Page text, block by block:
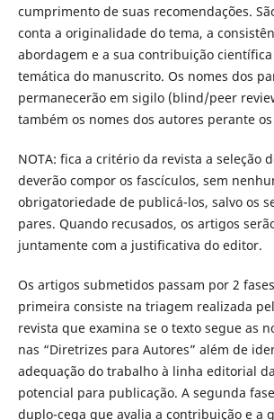
cumprimento de suas recomendações.
conta a originalidade do tema, a
abordagem e a sua contribuição
temática do manuscrito. Os nomes dos
permanecerão em sigilo (blind/peer
também os nomes dos autores perante
NOTA: fica a critério da revista a seleção
deverão compor os fascículos, sem
obrigatoriedade de publicá-los, salvo os
pares. Quando recusados, os artigos
juntamente com a justificativa do editor.
Os artigos submetidos passam por 2
primeira consiste na triagem realizada
revista que examina se o texto segue as
nas “Diretrizes para Autores” além de
adequação do trabalho à linha editorial
potencial para publicação. A segunda
duplo-cega que avalia a contribuição e a